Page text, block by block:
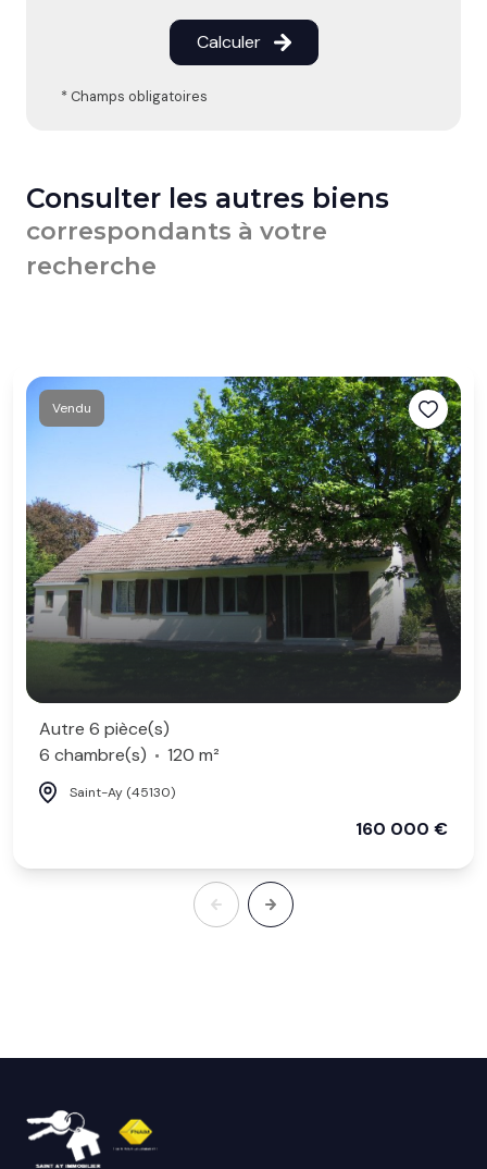
Calculer
* Champs obligatoires
Consulter les autres biens
correspondants à votre
recherche
Vendu
Autre 6 pièce(s)
6 chambre(s)
120 m²
Saint-Ay (45130)
160 000 €